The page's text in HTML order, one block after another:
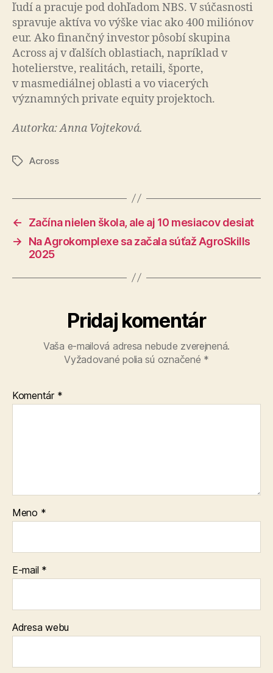
ľudí a pra­cu­je pod dohľadom NBS. V súčasnosti
spravuje aktíva vo výške viac ako 400 miliónov
eur. Ako finančný investor pôsobí skupina
Across aj v ďalších oblastiach, napríklad v
hotelierstve, realitách, retaili, športe,
v masmediálnej oblasti a vo viacerých
významných private equity pro­jek­toch.
Autorka: Anna Vojteková.
ZnačkyAcross
←
Začína nielen škola, ale aj 10 mesiacov desiat
→
Na Agrokomplexe sa začala súťaž AgroSkills
2025
Pridaj komentár
Vaša e-mailová adresa nebude zverejnená.
Vyžadované polia sú označené *
Komentár *
Meno *
E-mail *
Adresa webu